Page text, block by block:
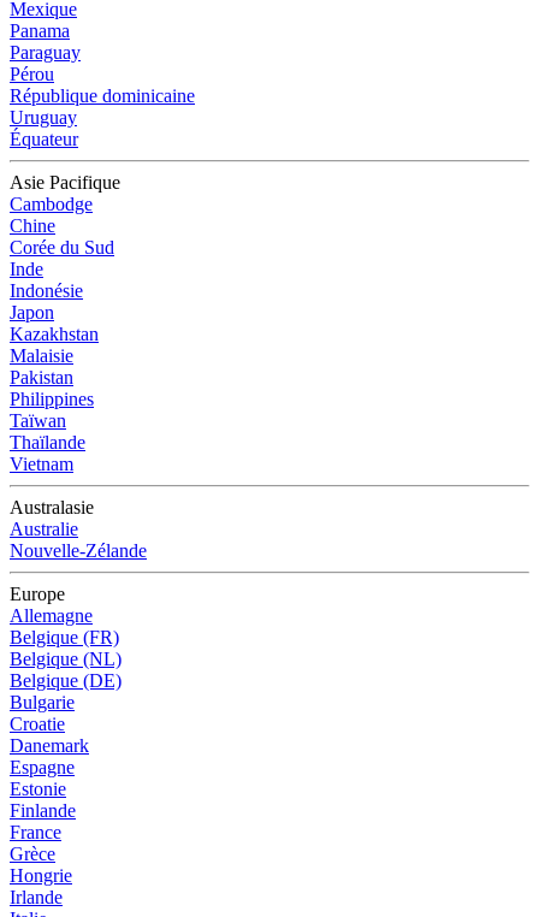
Mexique
Panama
Paraguay
Pérou
République dominicaine
Uruguay
Équateur
Asie Pacifique
Cambodge
Chine
Corée du Sud
Inde
Indonésie
Japon
Kazakhstan
Malaisie
Pakistan
Philippines
Taïwan
Thaïlande
Vietnam
Australasie
Australie
Nouvelle-Zélande
Europe
Allemagne
Belgique (FR)
Belgique (NL)
Belgique (DE)
Bulgarie
Croatie
Danemark
Espagne
Estonie
Finlande
France
Grèce
Hongrie
Irlande